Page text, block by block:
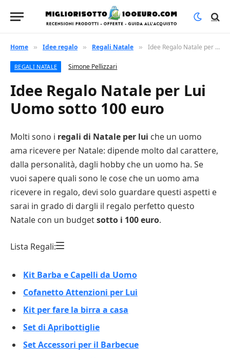
Home » Idee regalo » Regali Natale » Idee Regalo Natale per Lui Uomo sotto 100 euro
REGALI NATALE Simone Pellizzari
Idee Regalo Natale per Lui
Uomo sotto 100 euro
Molti sono i regali di Natale per lui che un uomo
ama ricevere per Natale: dipende molto dal carattere,
dalla personalità, dagli hobby che un uomo ha. Se
vuoi sapere quali sono le cose che un uomo ama
ricevere in regalo, devi solo guardare questi aspetti e
sarai in grado di dargli il regalo perfetto questo
Natale con un budgetsotto i 100 euro.
Lista Regali:
Kit Barba e Capelli da Uomo
Cofanetto Attenzioni per Lui
Kit per fare la birra a casa
Set di Apribottiglie
Set Accessori per il Barbecue